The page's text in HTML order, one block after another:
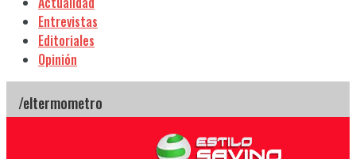
Entrevistas
Editoriales
Opinión